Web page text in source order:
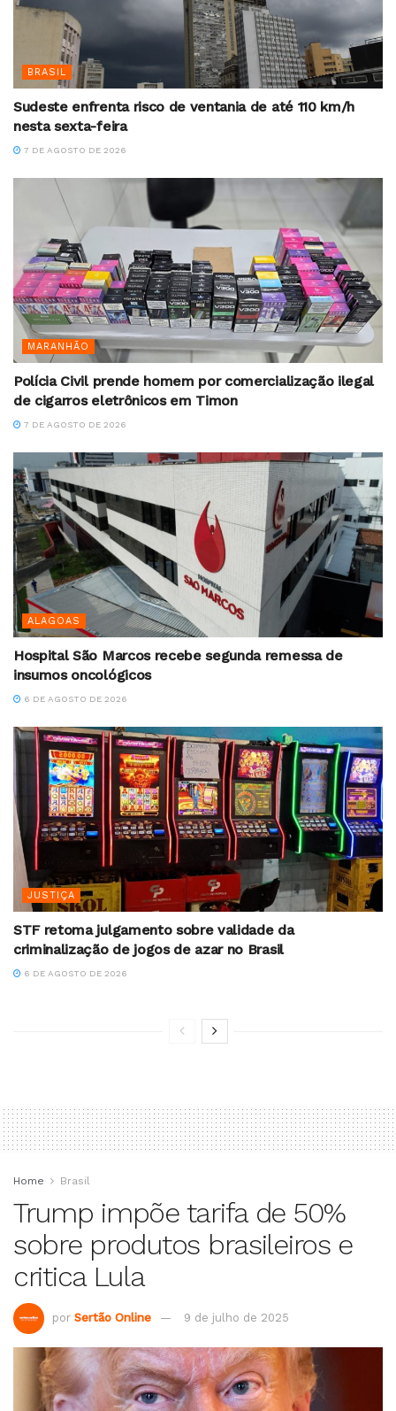
BRASIL
Sudeste enfrenta risco de ventania de até 110 km/h
nesta sexta-feira
7 DE AGOSTO DE 2026
MARANHÃO
Polícia Civil prende homem por comercialização ilegal
de cigarros eletrônicos em Timon
7 DE AGOSTO DE 2026
ALAGOAS
Hospital São Marcos recebe segunda remessa de
insumos oncológicos
6 DE AGOSTO DE 2026
JUSTIÇA
STF retoma julgamento sobre validade da
criminalização de jogos de azar no Brasil
6 DE AGOSTO DE 2026
Home Brasil
Trump impõe tarifa de 50%
sobre produtos brasileiros e
critica Lula
por Sertão Online 9 de julho de 2025